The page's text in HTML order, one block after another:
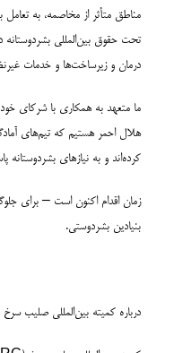
مناطق متأثر از مخاصمه، به تعامل
تحت حقوق بین‌المللی بشردوستانه
درمان و زیرساخت‌ها و خدمات
ما متعهد به همکاری با شرکای
هلال احمر هستیم که تیم‌های
کرده‌اند و به نیازهای بشردوستانه
زمان اقدام اکنون است – برای
بنیادین بشردوستی.
درباره کمیته بین‌المللی صلیب سرخ